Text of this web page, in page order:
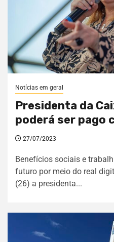
Notícias em geral
Presidenta da
poderá ser pago
27/07/2023
Benefícios sociais e
futuro por meio do real
(26) a presidenta...